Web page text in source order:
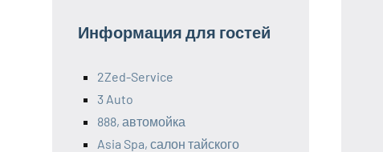
Информация для гостей
2Zed-Service
3 Auto
888, автомойка
Asia Spa, салон тайского